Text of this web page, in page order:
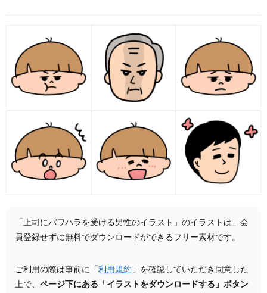
「上司にパワハラを受ける男性のイラスト」のイラストは、会
員登録せずに無料でダウンロードができるフリー素材です。
ご利用の際は事前に「 利用規約 」を確認していただき同意した
上で、 ページ下にある「イラストをダウンロードする」ボタン